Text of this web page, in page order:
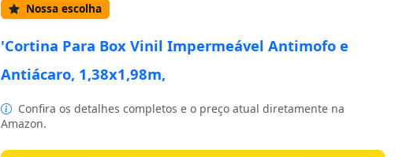
Nossa escolha
'Cortina Para Box Vinil Impermeável Antimofo e
Antiácaro, 1,38x1,98m,
Confira os detalhes completos e o preço atual diretamente na
Amazon.